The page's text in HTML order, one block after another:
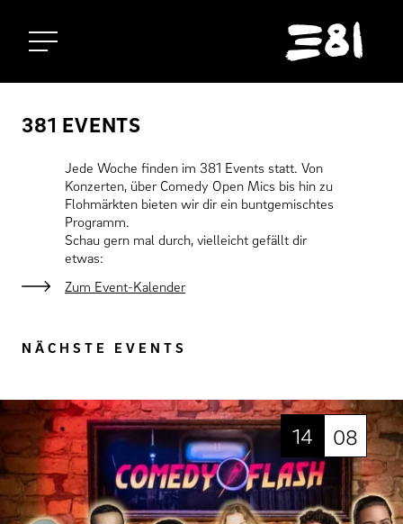
Startseite
381 EVENTS
Jede Woche finden im 381 Events statt. Von
Konzerten, über Comedy Open Mics bis hin zu
Flohmärkten bieten wir dir ein buntgemischtes
Programm.
Schau gern mal durch, vielleicht gefällt dir
etwas:
Zum Event-Kalender
NÄCHSTE EVENTS
14 08